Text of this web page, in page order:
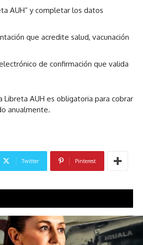
AUH” y completar los datos
que acredite salud, vacunación
de confirmación que valida
Libreta AUH es obligatoria para cobrar
anualmente.
Twitter Pinterest